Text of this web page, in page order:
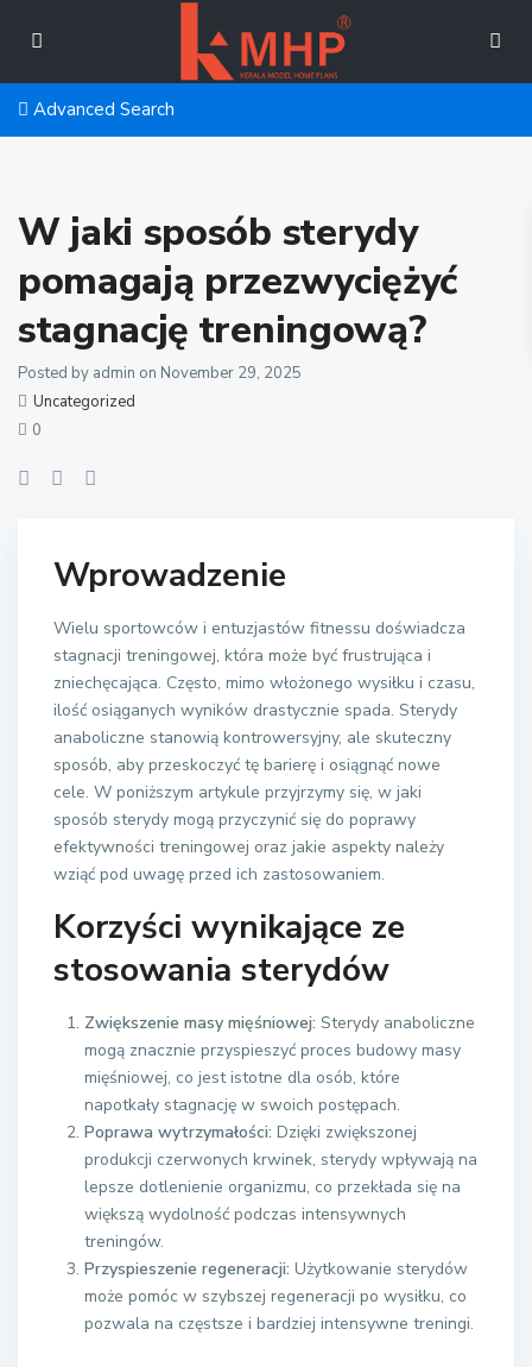
Advanced Search
W jaki sposób sterydy
pomagają przezwyciężyć
stagnację treningową?
Posted by admin on November 29, 2025
Uncategorized
0
Wprowadzenie
Wielu sportowców i entuzjastów fitnessu doświadcza
stagnacji treningowej, która może być frustrująca i
zniechęcająca. Często, mimo włożonego wysiłku i czasu,
ilość osiąganych wyników drastycznie spada. Sterydy
anaboliczne stanowią kontrowersyjny, ale skuteczny
sposób, aby przeskoczyć tę barierę i osiągnąć nowe
cele. W poniższym artykule przyjrzymy się, w jaki
sposób sterydy mogą przyczynić się do poprawy
efektywności treningowej oraz jakie aspekty należy
wziąć pod uwagę przed ich zastosowaniem.
Korzyści wynikające ze
stosowania sterydów
Zwiększenie masy mięśniowej: Sterydy anaboliczne
mogą znacznie przyspieszyć proces budowy masy
mięśniowej, co jest istotne dla osób, które
napotkały stagnację w swoich postępach.
Poprawa wytrzymałości: Dzięki zwiększonej
produkcji czerwonych krwinek, sterydy wpływają na
lepsze dotlenienie organizmu, co przekłada się na
większą wydolność podczas intensywnych
treningów.
Przyspieszenie regeneracji: Użytkowanie sterydów
może pomóc w szybszej regeneracji po wysiłku, co
pozwala na częstsze i bardziej intensywne treningi.